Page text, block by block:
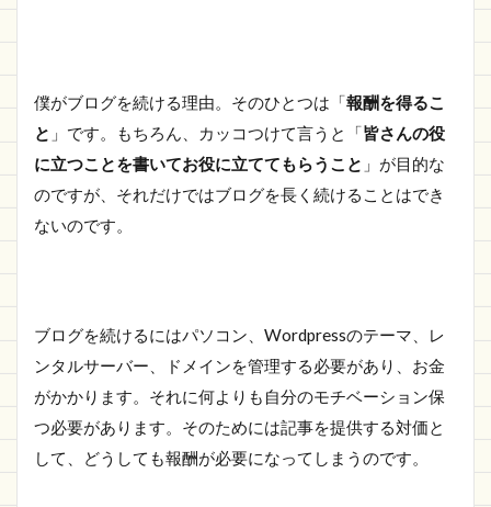
を起動
する
「受け
取る」
をタッ
プして
QRコー
ドをス
クリー
ンショ
僕がブログを続ける理由。そのひとつは「報酬を得るこ
と 」です。もちろん、カッコつけて言うと「皆さんの役
に立つことを書いてお役に立ててもらうこと 」が目的な
のですが、それだけではブログを長く続けることはでき
ないのです。
ブログを続けるにはパソコン、Wordpressのテーマ、レ
ンタルサーバー、ドメインを管理する必要があり、お金
がかかります。それに何よりも自分のモチベーション保
つ必要があります。そのためには記事を提供する対価と
して、どうしても報酬が必要になってしまうのです。